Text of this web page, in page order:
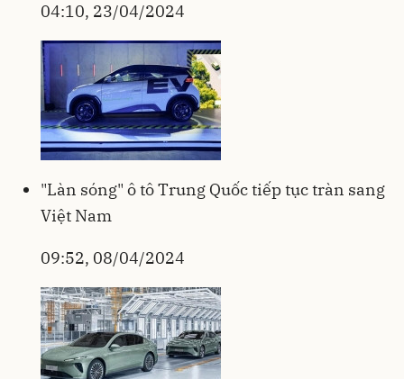
04:10, 23/04/2024
"Làn sóng" ô tô Trung Quốc tiếp tục tràn sang
Việt Nam
09:52, 08/04/2024